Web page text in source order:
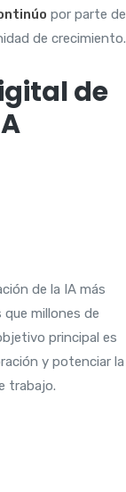
por parte de
de crecimiento.
de
de la IA más
millones de
principal es
y potenciar la
trabajo.